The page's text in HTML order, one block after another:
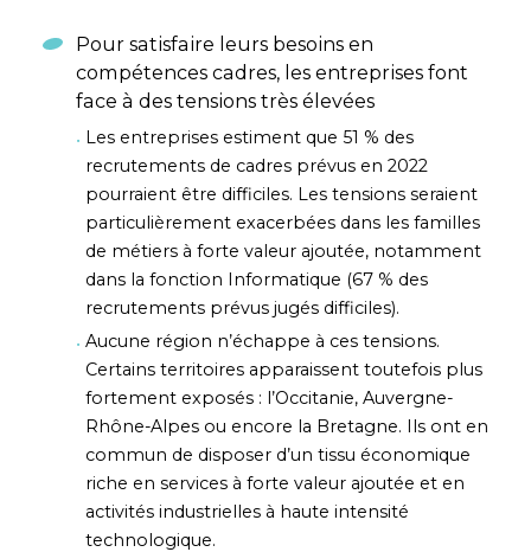
Pour satisfaire leurs besoins en
compétences cadres, les entreprises font
face à des tensions très élevées
Les entreprises estiment que 51 % des
recrutements de cadres prévus en 2022
pourraient être difficiles. Les tensions seraient
particulièrement exacerbées dans les familles
de métiers à forte valeur ajoutée, notamment
dans la fonction Informatique (67 % des
recrutements prévus jugés difficiles).
Aucune région n’échappe à ces tensions.
Certains territoires apparaissent toutefois plus
fortement exposés : l’Occitanie, Auvergne-
Rhône-Alpes ou encore la Bretagne. Ils ont en
commun de disposer d’un tissu économique
riche en services à forte valeur ajoutée et en
activités industrielles à haute intensité
technologique.